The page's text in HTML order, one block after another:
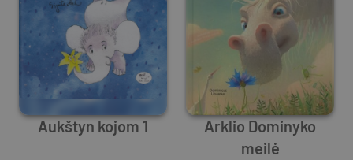
Aukštyn kojom 1
Arklio Dominyko
meilė